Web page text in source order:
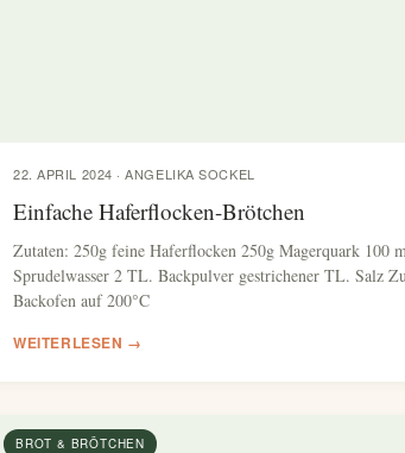
22. APRIL 2024 · ANGELIKA SOCKEL
Einfache Haferflocken-Brötchen
Zutaten: 250g feine Haferflocken 250g Magerquark 100
Sprudelwasser 2 TL. Backpulver gestrichener TL. Salz
Backofen auf 200°C
WEITERLESEN →
BROT & BRÖTCHEN